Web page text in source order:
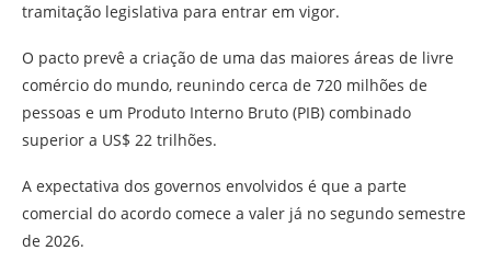
tramitação legislativa para entrar em vigor.
O pacto prevê a criação de uma das maiores áreas de livre
comércio do mundo, reunindo cerca de 720 milhões de
pessoas e um Produto Interno Bruto (PIB) combinado
superior a US$ 22 trilhões.
A expectativa dos governos envolvidos é que a parte
comercial do acordo comece a valer já no segundo semestre
de 2026.